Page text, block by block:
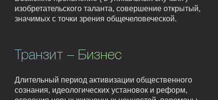
изобретательского таланта, совершение открытый,
значимых с точки зрения общечеловеческой.
Транзит – Бизнес
Длительный период активизации общественного
сознания, идеологических установок и реформ,